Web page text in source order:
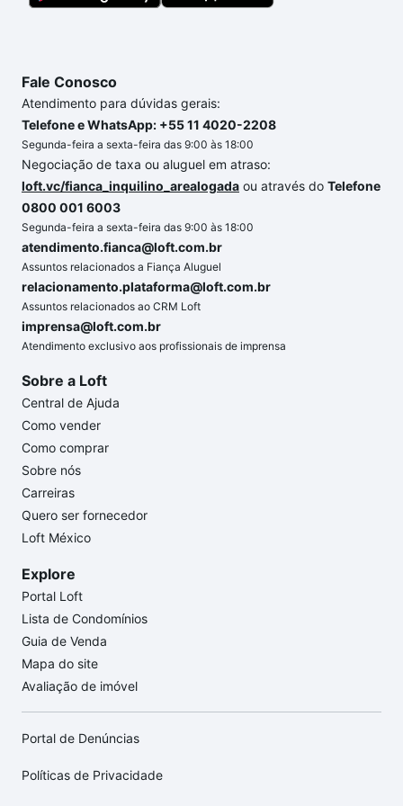
Fale Conosco
Atendimento para dúvidas gerais:
Telefone e WhatsApp: +55 11 4020-2208
Segunda-feira a sexta-feira das 9:00 às 18:00
Negociação de taxa ou aluguel em atraso:
loft.vc/fianca_inquilino_arealogada ou através do Telefone
0800 001 6003
Segunda-feira a sexta-feira das 9:00 às 18:00
atendimento.fianca@loft.com.br
Assuntos relacionados a Fiança Aluguel
relacionamento.plataforma@loft.com.br
Assuntos relacionados ao CRM Loft
imprensa@loft.com.br
Atendimento exclusivo aos profissionais de imprensa
Sobre a Loft
Central de Ajuda
Como vender
Como comprar
Sobre nós
Carreiras
Quero ser fornecedor
Loft México
Explore
Portal Loft
Lista de Condomínios
Guia de Venda
Mapa do site
Avaliação de imóvel
Portal de Denúncias
Políticas de Privacidade